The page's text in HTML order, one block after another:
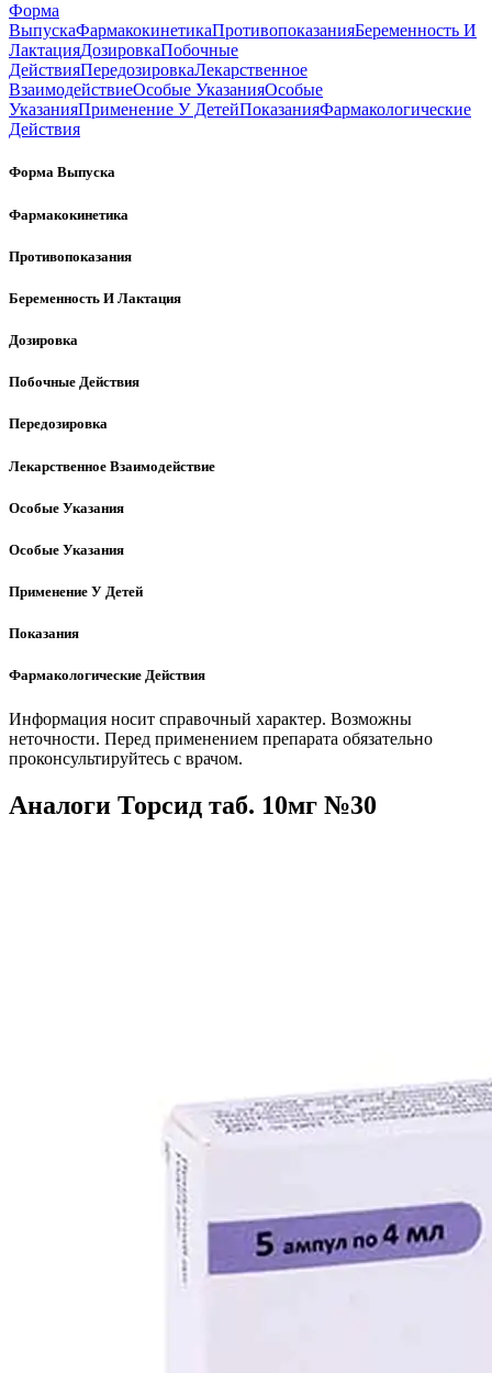
Форма
ВыпускаФармакокинетикаПротивопоказанияБеременность И
ЛактацияДозировкаПобочные
ДействияПередозировкаЛекарственное
ВзаимодействиеОсобые УказанияОсобые
УказанияПрименение У ДетейПоказанияФармакологические
Действия
Форма Выпуска
Фармакокинетика
Противопоказания
Беременность И Лактация
Дозировка
Побочные Действия
Передозировка
Лекарственное Взаимодействие
Особые Указания
Особые Указания
Применение У Детей
Показания
Фармакологические Действия
Информация носит справочный характер. Возможны
неточности. Перед применением препарата обязательно
проконсультируйтесь с врачом.
Аналоги Торсид таб. 10мг №30